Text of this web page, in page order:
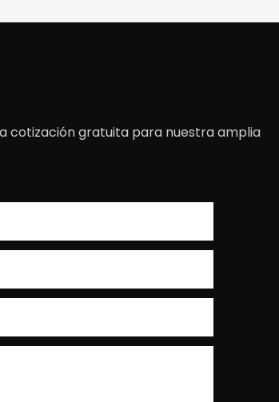
cotización gratuita para nuestra amplia